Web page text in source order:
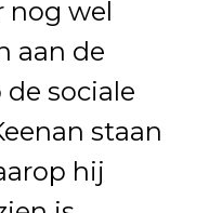
nog wel
aan de
sociale
staan
hij